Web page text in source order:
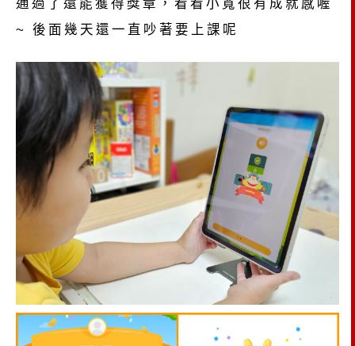
通過了還能獲得獎章，看看小寬很有成就感喔
~ 後面幾天還一直吵著要上課呢